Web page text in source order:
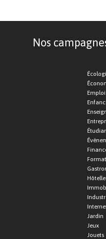
Nos
Emploi
Jardin
Jeux
Jouets